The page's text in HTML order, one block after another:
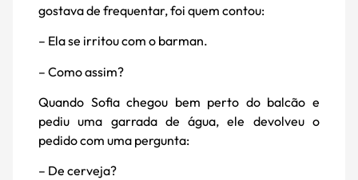
gostava de frequentar, foi quem contou:
– Ela se irritou com o barman.
– Como assim?
Quando Sofia chegou bem perto do balcão e
pediu uma garrada de água, ele devolveu o
pedido com uma pergunta:
– De cerveja?